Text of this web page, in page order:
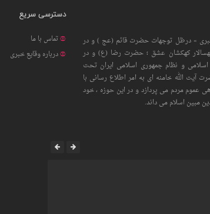
خبری » درظل توجهات حضرت قائم (عج ) و در
کهکشان عشق ؛ حضرت رضا (ع) و در
و نظام جمهوری اسلامی ایران تحت
آیت الله خامنه ای به امر اطلاع رسانی با
عموم مردم می پردازد و در این حوزه ، خود
مبین اسلام می داند.
دسترسی سریع
تماس با ما
درباره وقایع خبری